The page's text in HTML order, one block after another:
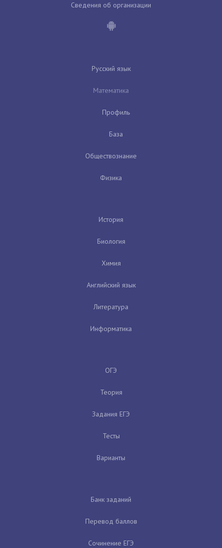
Сведения об организации
Русский язык
Математика
Профиль
База
Обществознание
Физика
История
Биология
Химия
Английский язык
Литература
Информатика
ОГЭ
Теория
Задания ЕГЭ
Тесты
Варианты
Банк заданий
Перевод баллов
Сочинение ЕГЭ